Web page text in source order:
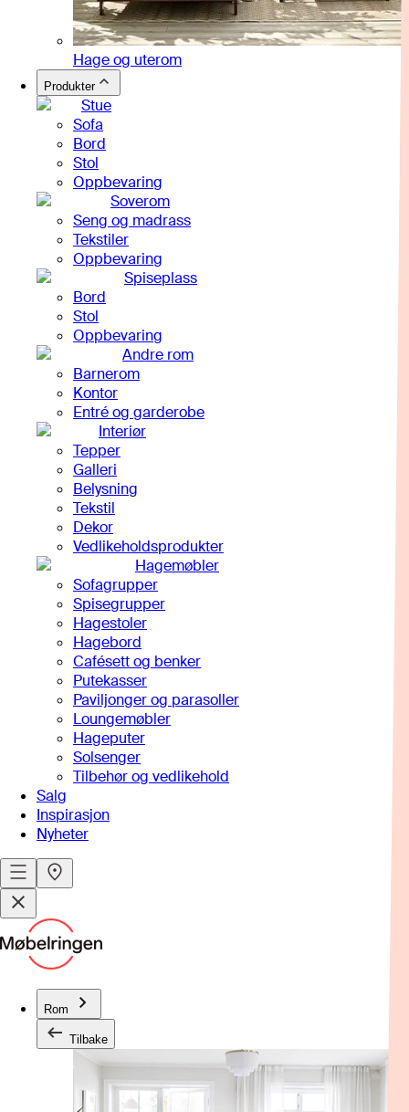
Hage og uterom
Produkter
Stue
Sofa
Bord
Stol
Oppbevaring
Soverom
Seng og madrass
Tekstiler
Oppbevaring
Spiseplass
Bord
Stol
Oppbevaring
Andre rom
Barnerom
Kontor
Entré og garderobe
Interiør
Tepper
Galleri
Belysning
Tekstil
Dekor
Vedlikeholdsprodukter
Hagemøbler
Sofagrupper
Spisegrupper
Hagestoler
Hagebord
Cafésett og benker
Putekasser
Paviljonger og parasoller
Loungemøbler
Hageputer
Solsenger
Tilbehør og vedlikehold
Salg
Inspirasjon
Nyheter
Rom
Tilbake